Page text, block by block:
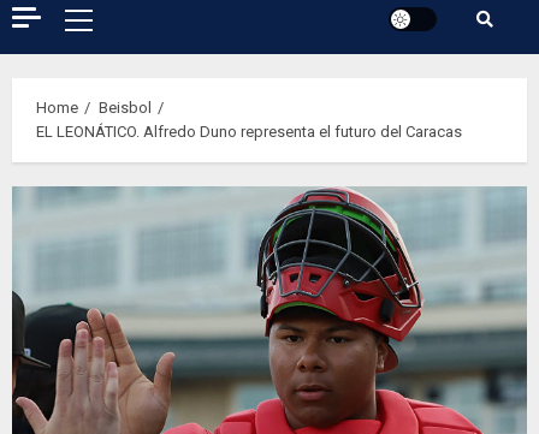
Primary
Menu
Home
Beisbol
EL LEONÁTICO. Alfredo Duno representa el futuro del Caracas